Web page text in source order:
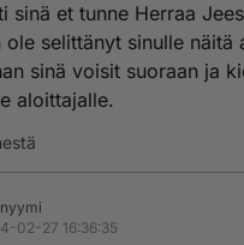
sinä et tunne Herraa
ole selittänyt sinulle näitä
sinä voisit suoraan ja
aloittajalle.
02-27 16:36:35